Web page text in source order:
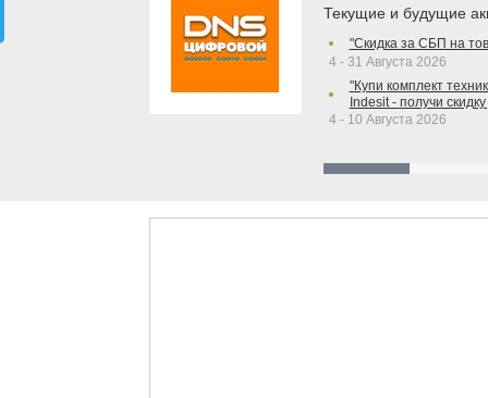
Текущие и будущие
"Скидка за СБП на
4 - 31 Августа 2026
"Купи комплект
Indesit - получи
4 - 10 Августа 2026